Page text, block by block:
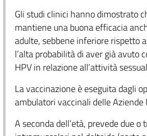
Gli studi clinici hanno dimostrato
mantiene una buona efficacia
adulte, sebbene inferiore rispetto
l’alta probabilità di aver già avuto
HPV in relazione all’attività
La vaccinazione è eseguita dagli
ambulatori vaccinali delle Aziende
A seconda dell’età, prevede due o